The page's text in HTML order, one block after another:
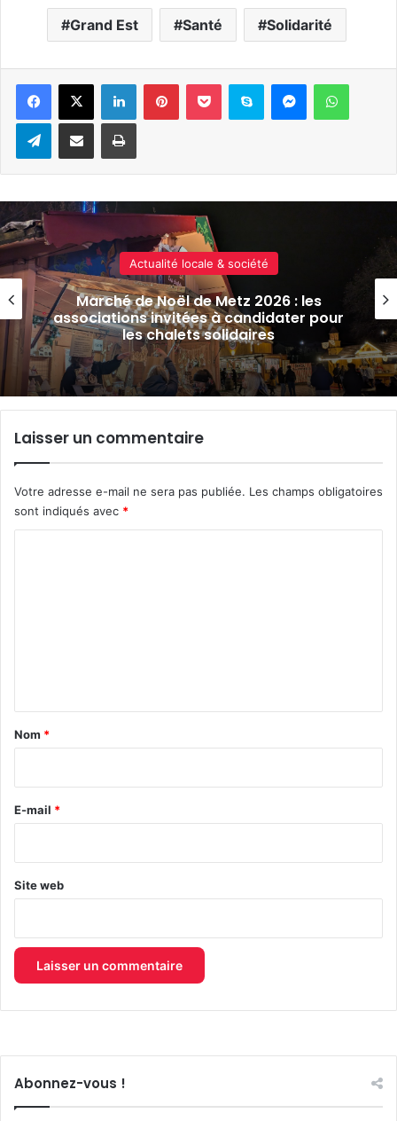
Grand Est Santé Solidarité
LinkedinPinterestPocket Skype Messenger
TelegramPartager par e-mail Imprimer
Actualité locale & société
Le CHR Metz-Thionville devrait reprendre
la gestion des urgences de l’hôpital
Legouest
Laisser un commentaire
Votre adresse e-mail ne sera pas publiée. Les champs obligatoires
sont indiqués avec *
a
e
Nom *
E-mail *
Site web
Abonnez-vous !